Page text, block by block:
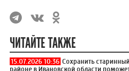
ЧИТАЙТЕ ТАКЖЕ
15.07.2026 10:36 Сохранить
районе в Ивановской области